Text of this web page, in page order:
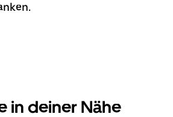
in deiner Nähe